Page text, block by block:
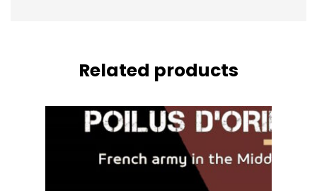
Related products